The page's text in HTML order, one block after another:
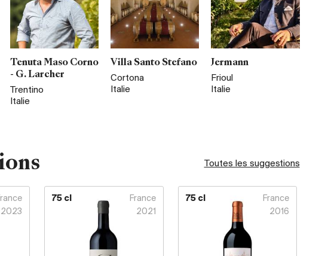
Tenuta Maso Corno
- G. Larcher
Trentino
Italie
Villa Santo Stefano
Cortona
Italie
Jermann
Frioul
Italie
Toutes les suggestions
2023
75 cl
France
2021
75 cl
France
2016